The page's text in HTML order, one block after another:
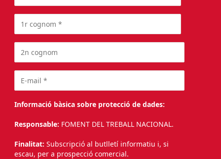
Informació bàsica sobre protecció de dades:
Responsable: FOMENT DEL TREBALL NACIONAL.
Finalitat: Subscripció al butlletí informatiu i, si
escau, per a prospecció comercial.